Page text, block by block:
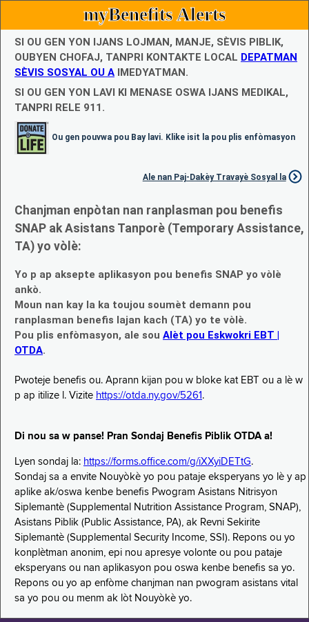
myBenefits Alerts
SI OU GEN YON IJANS LOJMAN, MANJE, SÈVIS PIBLIK,
OUBYEN CHOFAJ, TANPRI KONTAKTE LOCAL DEPATMAN
SÈVIS SOSYAL OU A IMEDYATMAN.
SI OU GEN YON LAVI KI MENASE OSWA IJANS MEDIKAL,
TANPRI RELE 911.
Ou gen pouvwa pou Bay lavi. Klike isit la pou plis enfòmasyon
Ale nan Paj-Dakèy Travayè Sosyal la
Chanjman enpòtan nan ranplasman pou benefis
SNAP ak Asistans Tanporè (Temporary Assistance,
TA) yo vòlè:
Yo p ap aksepte aplikasyon pou benefis SNAP yo vòlè
ankò.
Moun nan kay la ka toujou soumèt demann pou
ranplasman benefis lajan kach (TA) yo te vòlè.
Pou plis enfòmasyon, ale sou Alèt pou Eskwokri EBT |
OTDA.
Pwoteje benefis ou. Aprann kijan pou w bloke kat EBT ou a lè w
p ap itilize l. Vizite https://otda.ny.gov/5261 .
Di nou sa w panse! Pran Sondaj Benefis Piblik OTDA a!
Lyen sondaj la: https://forms.office.com/g/iXXyiDETtG.
Sondaj sa a envite Nouyòkè yo pou pataje eksperyans yo lè y ap
aplike ak/oswa kenbe benefis Pwogram Asistans Nitrisyon
Siplemantè (Supplemental Nutrition Assistance Program, SNAP),
Asistans Piblik (Public Assistance, PA), ak Revni Sekirite
Siplemantè (Supplemental Security Income, SSI). Repons ou yo
konplètman anonim, epi nou apresye volonte ou pou pataje
eksperyans ou nan aplikasyon pou oswa kenbe benefis sa yo.
Repons ou yo ap enfòme chanjman nan pwogram asistans vital
sa yo pou ou menm ak lòt Nouyòkè yo.